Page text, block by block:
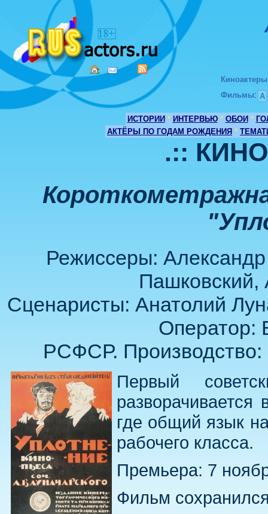
Киноактеры
Фильмы: А
ИСТОРИИ * ИНТЕРВЬЮ * ОБОИ *
АКТЁРЫ ПО ГОДАМ РОЖДЕНИЯ *
.::
Режиссеры:
Пашковский,
Сценаристы: Анатолий
Оператор:
РСФСР. Производство:
Первый
разворачивается
где общий язык
рабочего класса.
Премьера: 7
Фильм